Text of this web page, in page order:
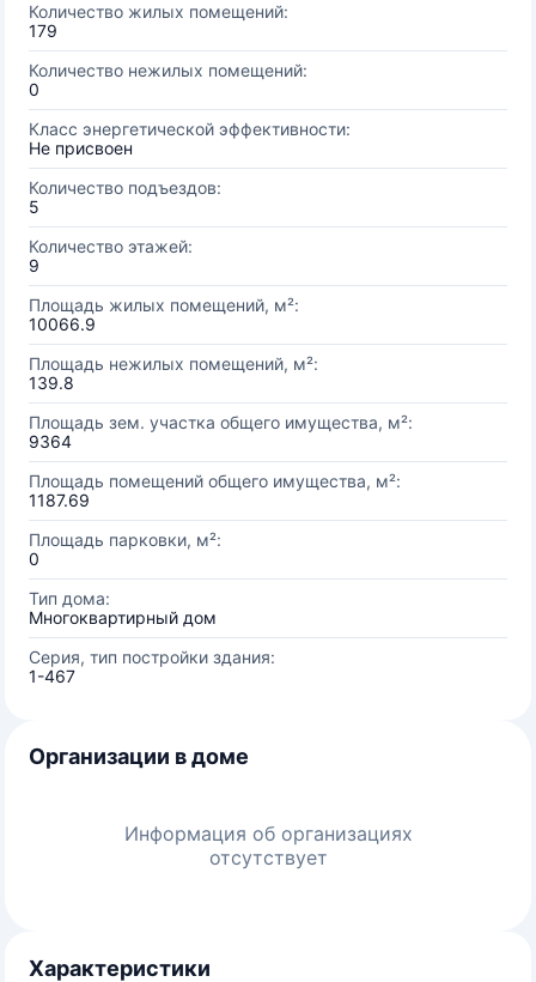
Количество жилых помещений:
179
Количество нежилых помещений:
0
Класс энергетической эффективности:
Не присвоен
Количество подъездов:
5
Количество этажей:
9
Площадь жилых помещений, м²:
10066.9
Площадь нежилых помещений, м²:
139.8
Площадь зем. участка общего имущества, м²:
9364
Площадь помещений общего имущества, м²:
1187.69
Площадь парковки, м²:
0
Тип дома:
Многоквартирный дом
Серия, тип постройки здания:
1-467
Организации в доме
Информация об организациях
отсутствует
Характеристики